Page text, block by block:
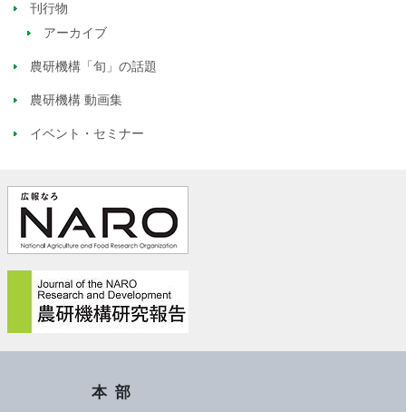
刊行物
アーカイブ
農研機構「旬」の話題
農研機構 動画集
イベント・セミナー
本部